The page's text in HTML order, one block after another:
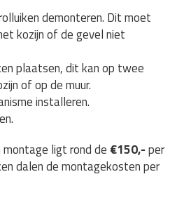
demonteren. Dit moet
kozijn of de gevel niet
plaatsen, dit kan op twee
of op de muur.
installeren.
montage ligt rond de €150,-per
dalen de montagekosten per